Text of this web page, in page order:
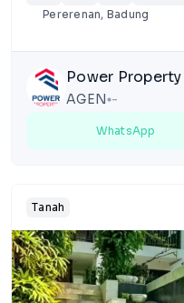
Pererenan, Badung
Power
AGEN lens -
WhatsApp
Tanah